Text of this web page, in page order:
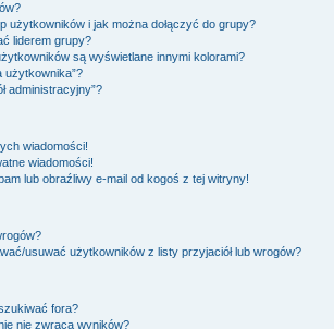
użytkowników i jak można dołączyć do grupy?
liderem grupy?
są wyświetlane innymi kolorami?
użytkownika”?
administracyjny”?
wiadomości!
wiadomości!
lub obraźliwy e-mail od kogoś z tej witryny!
usuwać użytkowników z listy przyjaciół lub wrogów?
fora?
nie zwraca wyników?